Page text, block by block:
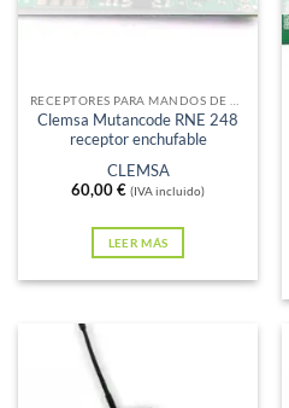
Clemsa Mutancode RNE 248
receptor enchufable
CLEMSA
60,00€ (IVA incluido)
LEER MÁS